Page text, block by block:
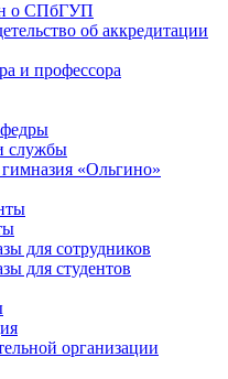
о СПбГУП
об аккредитации
и профессора
службы
«Ольгино»
для сотрудников
для студентов
организации